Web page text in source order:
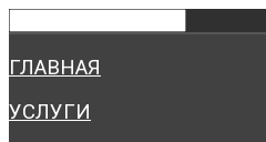
ГЛАВНАЯ
УСЛУГИ